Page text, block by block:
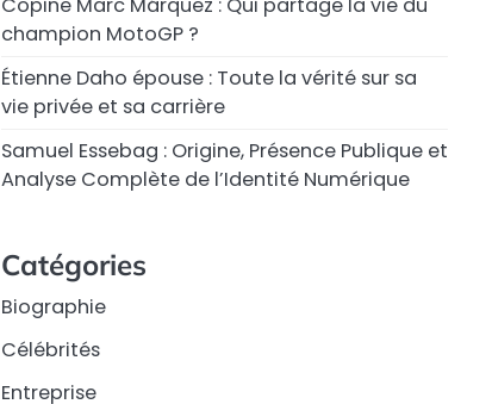
Copine Marc Márquez : Qui partage la vie du
champion MotoGP ?
Étienne Daho épouse : Toute la vérité sur sa
vie privée et sa carrière
Samuel Essebag : Origine, Présence Publique et
Analyse Complète de l’Identité Numérique
Catégories
Biographie
Célébrités
Entreprise